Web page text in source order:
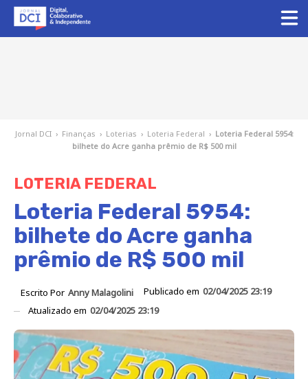
Jornal DCI › Finanças › Loterias › Loteria Federal › Loteria Federal 5954:
bilhete do Acre ganha prêmio de R$ 500 mil
LOTERIA FEDERAL
Loteria Federal 5954:
bilhete do Acre ganha
prêmio de R$ 500 mil
Escrito Por Anny Malagolini Publicado em 02/04/2025 23:19
Atualizado em 02/04/2025 23:19